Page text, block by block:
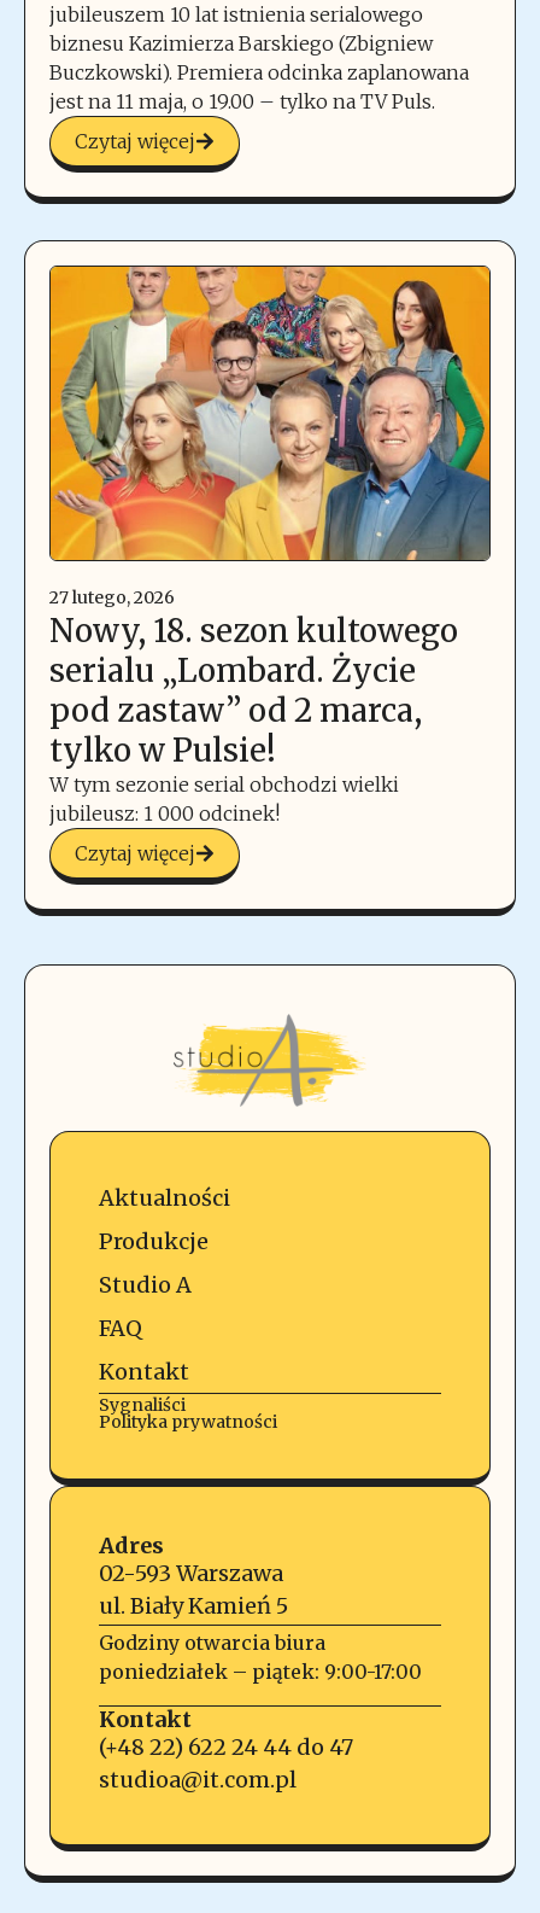
jubileuszem 10 lat istnienia serialowego
biznesu Kazimierza Barskiego (Zbigniew
Buczkowski). Premiera odcinka zaplanowana
jest na 11 maja, o 19.00 – tylko na TV Puls.
Czytaj więcej
27 lutego, 2026
Nowy, 18. sezon kultowego
serialu „Lombard. Życie
pod zastaw” od 2 marca,
tylko w Pulsie!
W tym sezonie serial obchodzi wielki
jubileusz: 1 000 odcinek!
Czytaj więcej
Aktualności
Produkcje
Studio A
FAQ
Kontakt
Sygnaliści
Polityka prywatności
Adres
02-593 Warszawa
ul. Biały Kamień 5
Godziny otwarcia biura
poniedziałek – piątek: 9:00-17:00
Kontakt
(+48 22) 622 24 44 do 47
studioa@it.com.pl